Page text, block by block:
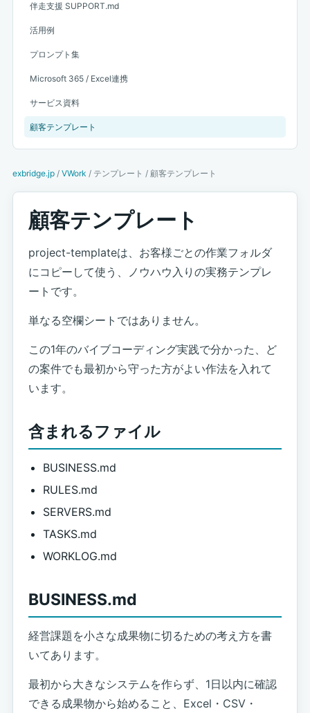
伴走支援 SUPPORT.md
活用例
プロンプト集
Microsoft 365 / Excel連携
サービス資料
顧客テンプレート
exbridge.jp / VWork / テンプレート / 顧客テンプレート
顧客テンプレート
project-templateは、お客様ごとの作業フォルダ
にコピーして使う、ノウハウ入りの実務テンプレ
ートです。
単なる空欄シートではありません。
この1年のバイブコーディング実践で分かった、ど
の案件でも最初から守った方がよい作法を入れて
います。
含まれるファイル
BUSINESS.md
RULES.md
SERVERS.md
TASKS.md
WORKLOG.md
BUSINESS.md
経営課題を小さな成果物に切るための考え方を書
いてあります。
最初から大きなシステムを作らず、1日以内に確認
できる成果物から始めること、Excel・CSV・